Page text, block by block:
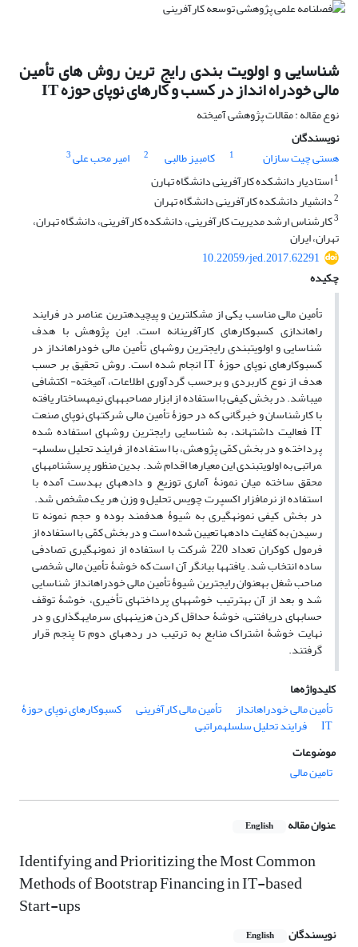
شناسایی و اولویت‏ بندی رایج ترین روش های تأمین
مالی خودراه انداز در کسب‏ و کارهای نوپای حوزه IT
نوع مقاله : مقالات پژوهشی آمیخته
نویسندگان
هستی چیت سازان
1 کامبیز طالبی 2 امیر محب علی3
1استادیار دانشکده کارآفرینی دانشگاه تهارن
2دانشیار دانشکده کارآفرینی دانشگاه تهران
3کارشناس ارشد مدیریت کارآفرینی، دانشکده کارآفرینی، دانشگاه تهران،
تهران، ایران
10.22059/jed.2017.62291
چکیده
تأمین مالی مناسب یکی از مشکل‏ترین و پیچیده­ترین عناصر در فرایند
راه‏اندازی کسب‏و‏کارهای کارآفرینانه است. این پژوهش با هدف
شناسایی و اولویت‏بندی رایج­ترین روش­های تأمین مالی خود­راه­انداز در
کسب‏وکارهای نوپای حوزۀ IT انجام شده است. روش تحقیق بر حسب
هدف از نوع کاربردی و برحسب گردآوری اطلاعات، آمیخته- اکتشافی
می­باشد. در بخش کیفی با استفاده از ابزار مصاحبه‏های نیمه‏ساختار یافته
با کارشناسان و خبرگانی که در حوزۀ تأمین مالی شرکت‏های نوپای صنعت
IT فعالیت داشته‏اند، به شناسایی رایج‏ترین روش‏های استفاده شده
پرداخته و در بخش کمّی پژوهش، با استفاده از فرایند تحلیل سلسله­
مراتبی به اولویت‏بندی این معیارها اقدام شد. بدین منظور پرسشنامه‏‏های
محقق ساخته میان نمونۀ آماری توزیع و داده‏های به­دست آمده با
استفاده از نرم­افزار اکسپرت چویس تحلیل و وزن هر یک مشخص شد.
در بخش کیفی نمونه‏گیری به شیوۀ هدفمند بوده و حجم نمونه تا
رسیدن به کفایت داده­ها تعیین شده است و در بخش کمّی با استفاده از
فرمول کوکران تعداد 220 شرکت با استفاده از نمونه‏گیری تصادفی
ساده انتخاب شد. یافته‏ها بیانگر آن است که خوشۀ تأمین مالی شخصی
صاحب شغل به­عنوان رایج­ترین شیوۀ تأمین مالی خود­راه­انداز شناسایی
شد و بعد از آن به­ترتیب خوشه­های پرداخت­های تأخیری، خوشۀ توقف
حساب­های دریافتنی، خوشۀ حداقل کردن هزینه­های سرمایه‏گذاری و در
نهایت خوشۀ اشتراک منابع به ترتیب در رده‏های دوم تا پنجم قرار
گرفتند.
کلیدواژه‌ها
تأمین مالی خود‏راه‏انداز
تأمین مالی کارآفرینی کسب‏و‏کارهای نوپای حوزۀ
IT
فرایند تحلیل سلسله­‏مراتبی
موضوعات
تامین مالی
عنوان مقاله English
Identifying and Prioritizing the Most Common
Methods of Bootstrap Financing in IT-based
Start-ups
نویسندگان English